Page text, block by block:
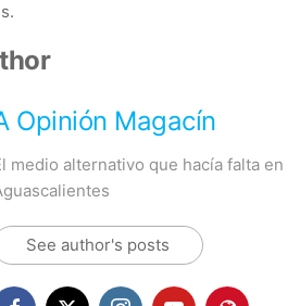
Opinión Magacín
medio alternativo que hacía falta en
See author's posts